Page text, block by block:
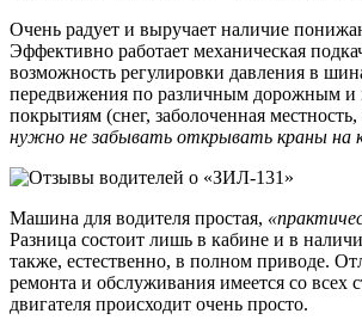
Очень радует и выручает наличие
Эффективно работает механическая
возможность регулировки давления в
передвижения по различным дорожным
покрытиям (снег, заболоченная местность,
нужно не забывать открывать краны на
Машина для водителя простая,
Разница состоит лишь в кабине и в
также, естественно, в полном приводе.
ремонта и обслуживания имеется со всех
двигателя происходит очень просто.